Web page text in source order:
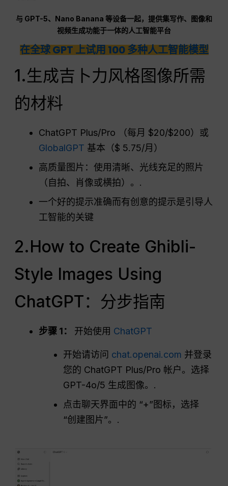
与 GPT-5、Nano Banana 等设备一起，提供集写作、图像和
视频生成功能于一体的人工智能平台
在全球 GPT 上试用 100 多种人工智能模型
1.生成吉卜力风格图像所需
的材料
ChatGPT Plus/Pro （每月 $20/$200）或
GlobalGPT 基本（$ 5.75/月）
高质量图片：使用清晰、光线充足的照片
（自拍、肖像或横拍）。.
一个好的提示准确而有创意的提示是引导人
工智能的关键
2.How to Create Ghibli-
Style Images Using
ChatGPT：分步指南
步骤 1： 开始使用 ChatGPT
开始请访问 chat.openai.com 并登录
您的 ChatGPT Plus/Pro 帐户。选择
GPT-4o/5 生成图像。.
点击聊天界面中的 “+”图标，选择
“创建图片”。.